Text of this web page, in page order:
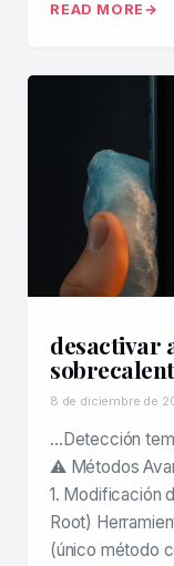
READ MORE
desactivar
8 de diciembre de
…Detección
⚠️ Métodos
1. Modificación
Root)
(único método